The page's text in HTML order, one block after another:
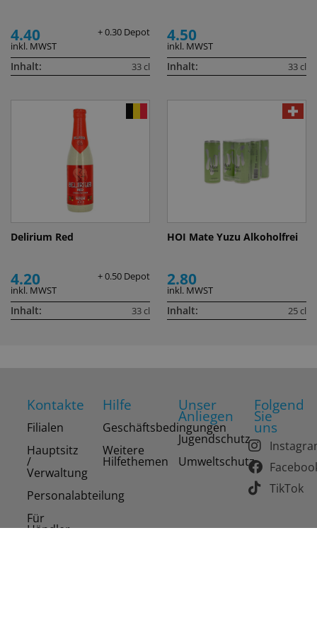
4.40
+ 0.30 Depot
inkl. MWST
Inhalt: 33 cl
4.50
inkl. MWST
Inhalt: 33 cl
Delirium Red
4.20
+ 0.50 Depot
inkl. MWST
Inhalt: 33 cl
HOI Mate Yuzu Alkoholfrei
2.80
inkl. MWST
Inhalt: 25 cl
Kontakte
Filialen
Hauptsitz
/
Verwaltung
Personalabteilung
Für
Händler
Hilfe
Geschäftsbedingungen
Weitere
Hilfethemen
Unser
Anliegen
Jugendschutz
Umweltschutz
Folgend
Sie
uns
TikTok